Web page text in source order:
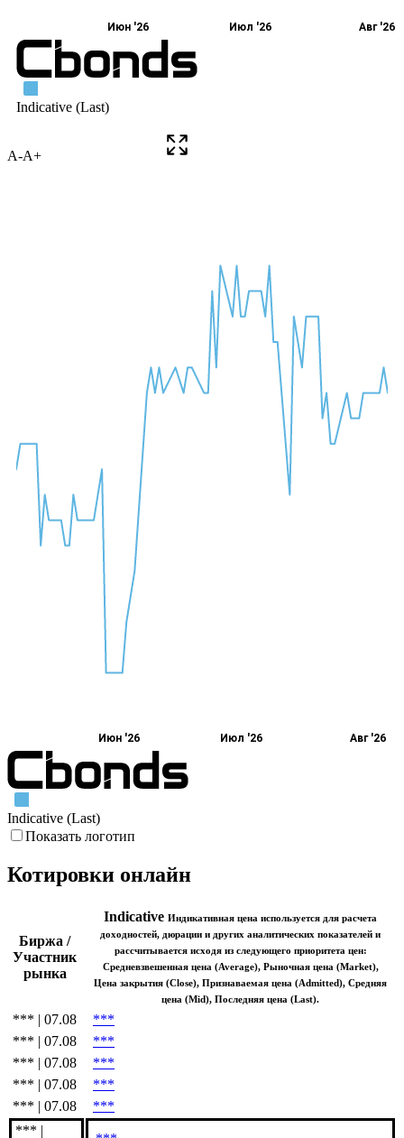
A-A+
Июн '26 Июл '26 Авг '26
Indicative (Last)
Показать логотип
Котировки онлайн
Биржа /
Участник
рынка
Indicative Индикативная цена используется для расчета
доходностей, дюрации и других аналитических показателей и
рассчитывается исходя из следующего приоритета цен:
Средневзвешенная цена (Average), Рыночная цена (Market),
Цена закрытия (Close), Признаваемая цена (Admitted), Средняя
цена (Mid), Последняя цена (Last).
*** | 07.08
***
*** | 07.08
***
*** | 07.08
***
*** | 07.08
***
*** | 07.08
***
*** |